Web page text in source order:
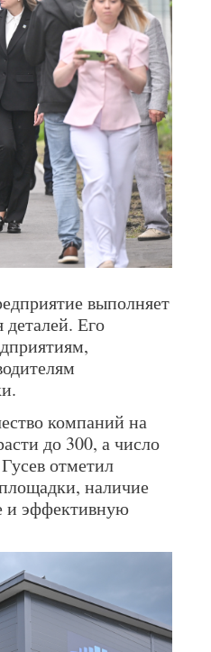
выполняет
Его
компаний на
до 300, а число
отметил
наличие
и эффективную